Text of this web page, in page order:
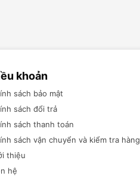
khoản
sách bảo mật
sách đổi trả
sách thanh toán
sách vận chuyển và kiểm tra hàng
thiệu
hệ